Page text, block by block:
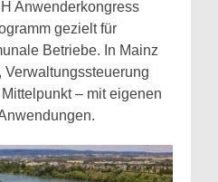
Anwenderkongress
gezielt für
Betriebe. In Mainz
– mit eigenen